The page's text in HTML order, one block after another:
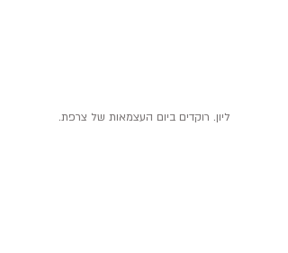
ליון. רוקדים ביום העצמאות של צרפת.